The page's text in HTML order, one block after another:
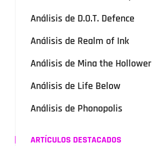
Análisis de D.O.T. Defence
Análisis de Realm of Ink
Análisis de Mina the Hollower
Análisis de Life Below
Análisis de Phonopolis
ARTÍCULOS DESTACADOS